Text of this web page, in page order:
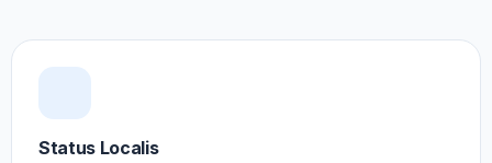
Status Localis